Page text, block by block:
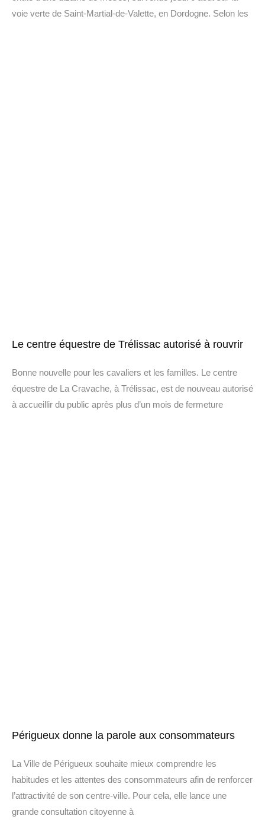
voie verte de Saint-Martial-de-Valette, en Dordogne. Selon les
Le centre équestre de Trélissac autorisé à rouvrir
Bonne nouvelle pour les cavaliers et les familles. Le centre
équestre de La Cravache, à Trélissac, est de nouveau autorisé
à accueillir du public après plus d’un mois de fermeture
Périgueux donne la parole aux consommateurs
La Ville de Périgueux souhaite mieux comprendre les
habitudes et les attentes des consommateurs afin de renforcer
l’attractivité de son centre-ville. Pour cela, elle lance une
grande consultation citoyenne à